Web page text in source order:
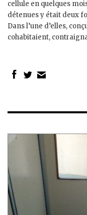
cellule en quelques
détenues y était deux
Dans l’une d’elles,
cohabitaient,